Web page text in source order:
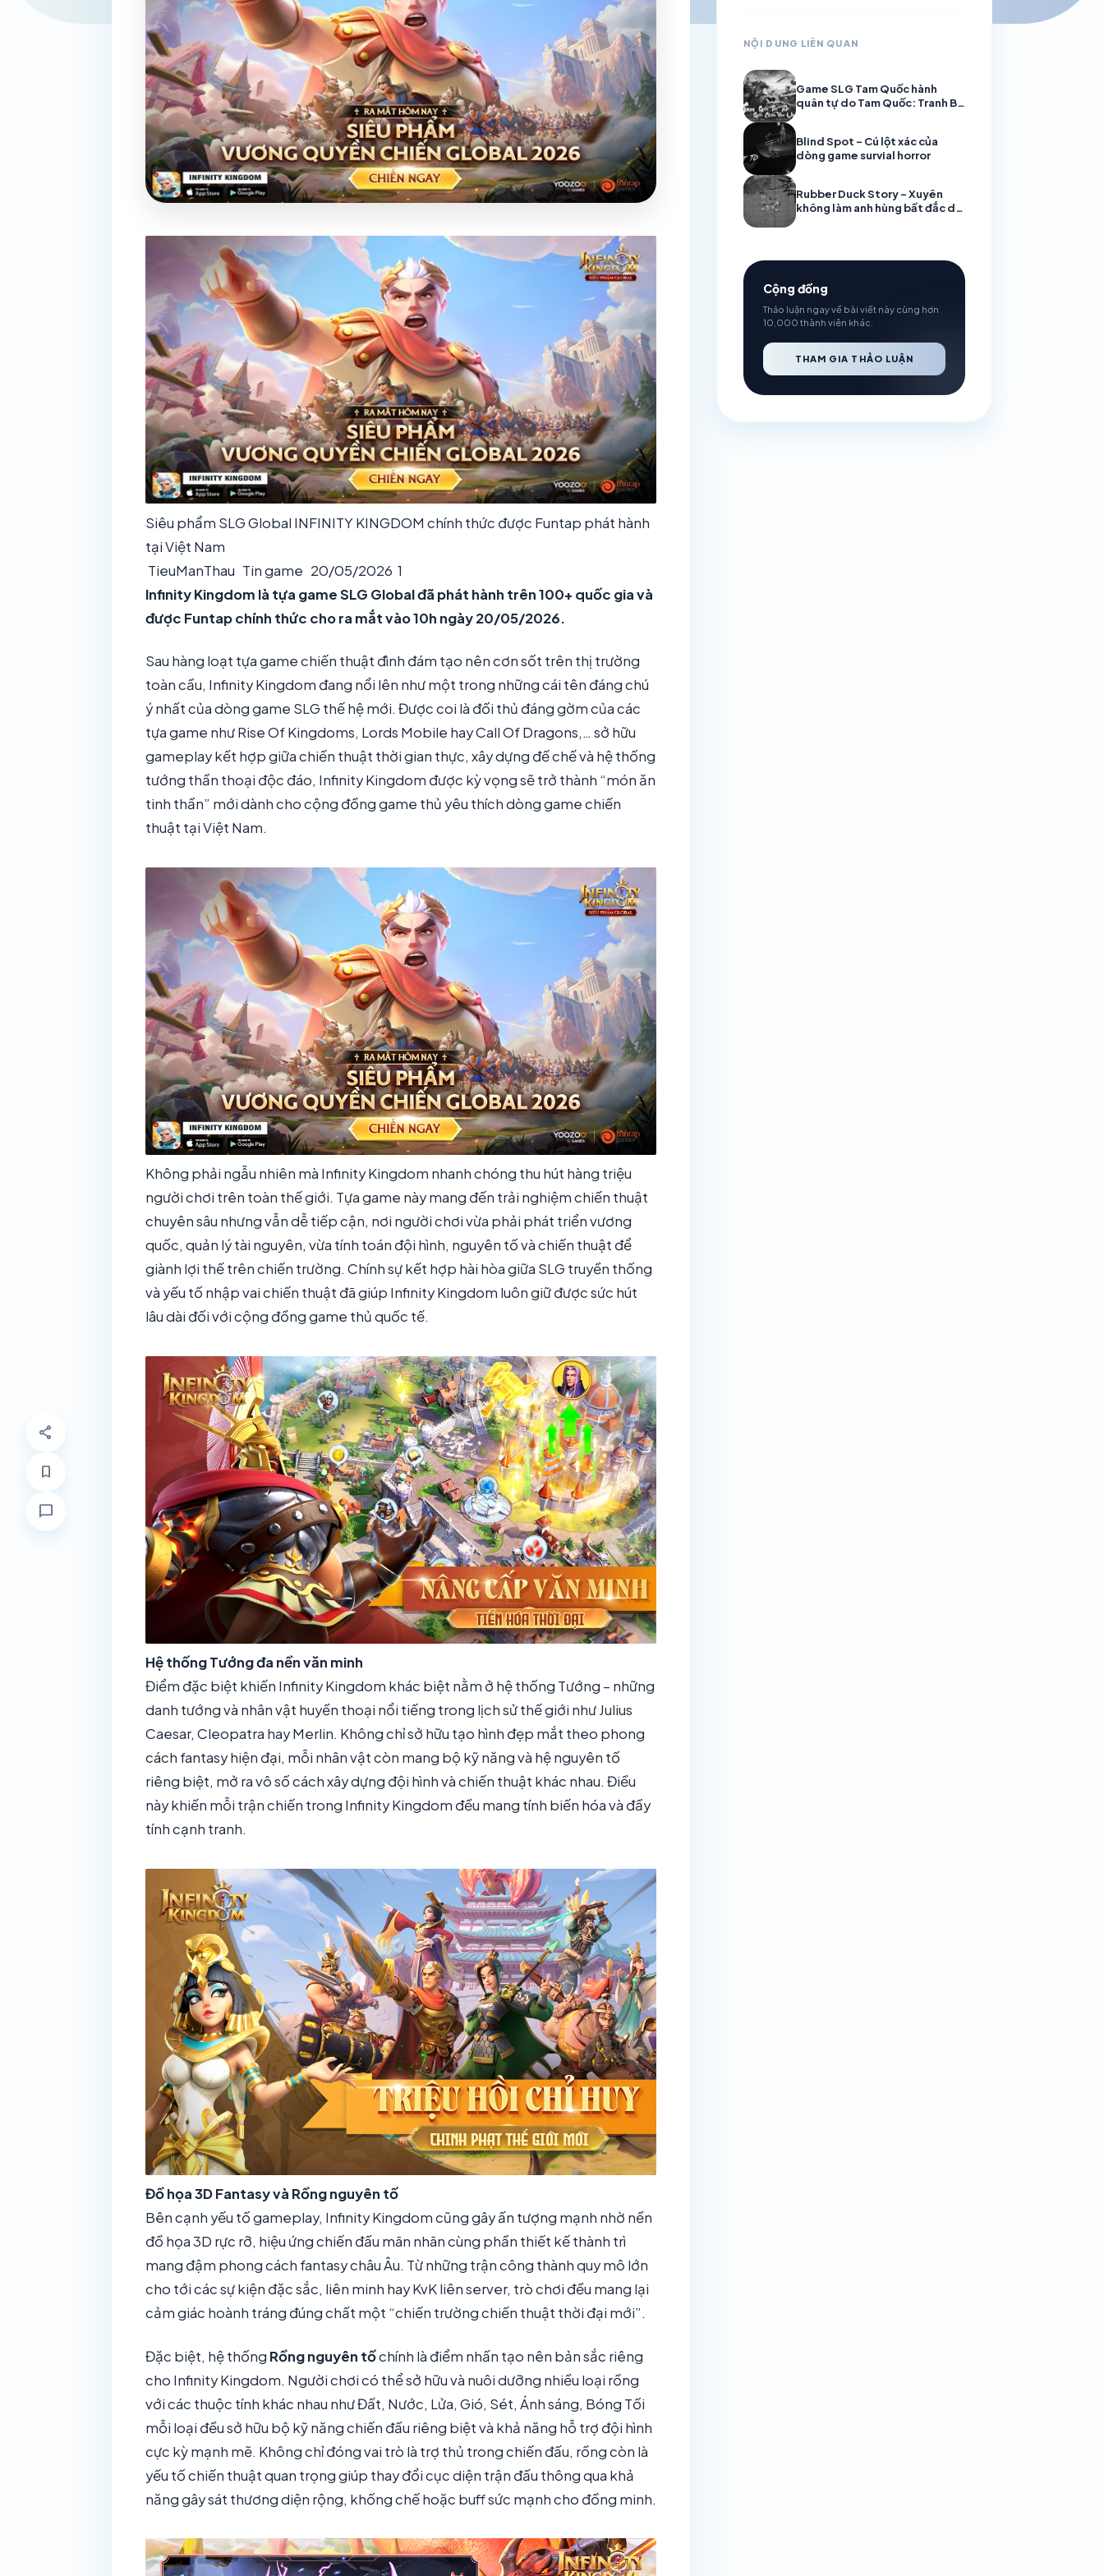
share
bookmark
chat_bubble
Siêu phẩm SLG Global INFINITY KINGDOM chính thức được Funtap phát hành
tại Việt Nam
TieuManThau Tin game 20/05/2026 1
Infinity Kingdom là tựa game SLG Global đã phát hành trên 100+ quốc gia và
được Funtap chính thức cho ra mắt vào 10h ngày 20/05/2026.
Sau hàng loạt tựa game chiến thuật đình đám tạo nên cơn sốt trên thị trường
toàn cầu, Infinity Kingdom đang nổi lên như một trong những cái tên đáng chú
ý nhất của dòng game SLG thế hệ mới. Được coi là đối thủ đáng gờm của các
tựa game như Rise Of Kingdoms, Lords Mobile hay Call Of Dragons,… sở hữu
gameplay kết hợp giữa chiến thuật thời gian thực, xây dựng đế chế và hệ thống
tướng thần thoại độc đáo, Infinity Kingdom được kỳ vọng sẽ trở thành “món ăn
tinh thần” mới dành cho cộng đồng game thủ yêu thích dòng game chiến
thuật tại Việt Nam.
Không phải ngẫu nhiên mà Infinity Kingdom nhanh chóng thu hút hàng triệu
người chơi trên toàn thế giới. Tựa game này mang đến trải nghiệm chiến thuật
chuyên sâu nhưng vẫn dễ tiếp cận, nơi người chơi vừa phải phát triển vương
quốc, quản lý tài nguyên, vừa tính toán đội hình, nguyên tố và chiến thuật để
giành lợi thế trên chiến trường. Chính sự kết hợp hài hòa giữa SLG truyền thống
và yếu tố nhập vai chiến thuật đã giúp Infinity Kingdom luôn giữ được sức hút
lâu dài đối với cộng đồng game thủ quốc tế.
Hệ thống Tướng đa nền văn minh
Điểm đặc biệt khiến Infinity Kingdom khác biệt nằm ở hệ thống Tướng – những
danh tướng và nhân vật huyền thoại nổi tiếng trong lịch sử thế giới như Julius
Caesar, Cleopatra hay Merlin. Không chỉ sở hữu tạo hình đẹp mắt theo phong
cách fantasy hiện đại, mỗi nhân vật còn mang bộ kỹ năng và hệ nguyên tố
riêng biệt, mở ra vô số cách xây dựng đội hình và chiến thuật khác nhau. Điều
này khiến mỗi trận chiến trong Infinity Kingdom đều mang tính biến hóa và đầy
tính cạnh tranh.
Đồ họa 3D Fantasy và Rồng nguyên tố
Bên cạnh yếu tố gameplay, Infinity Kingdom cũng gây ấn tượng mạnh nhờ nền
đồ họa 3D rực rỡ, hiệu ứng chiến đấu mãn nhãn cùng phần thiết kế thành trì
mang đậm phong cách fantasy châu Âu. Từ những trận công thành quy mô lớn
cho tới các sự kiện đặc sắc, liên minh hay KvK liên server, trò chơi đều mang lại
cảm giác hoành tráng đúng chất một “chiến trường chiến thuật thời đại mới”.
Đặc biệt, hệ thống Rồng nguyên tốchính là điểm nhấn tạo nên bản sắc riêng
cho Infinity Kingdom. Người chơi có thể sở hữu và nuôi dưỡng nhiều loại rồng
với các thuộc tính khác nhau như Đất, Nước, Lửa, Gió, Sét, Ánh sáng, Bóng Tối
mỗi loại đều sở hữu bộ kỹ năng chiến đấu riêng biệt và khả năng hỗ trợ đội hình
cực kỳ mạnh mẽ. Không chỉ đóng vai trò là trợ thủ trong chiến đấu, rồng còn là
yếu tố chiến thuật quan trọng giúp thay đổi cục diện trận đấu thông qua khả
năng gây sát thương diện rộng, khống chế hoặc buff sức mạnh cho đồng minh.
NỘI DUNG LIÊN QUAN
Game SLG Tam Quốc hành
quân tự do Tam Quốc: Tranh Bá
Quan Vũ
Blind Spot – Cú lột xác của
dòng game survial horror
Rubber Duck Story – Xuyên
không làm anh hùng bất đắc dĩ
Cộng đồng
Thảo luận ngay về bài viết này cùng hơn
10,000 thành viên khác.
THAM GIA THẢO LUẬN